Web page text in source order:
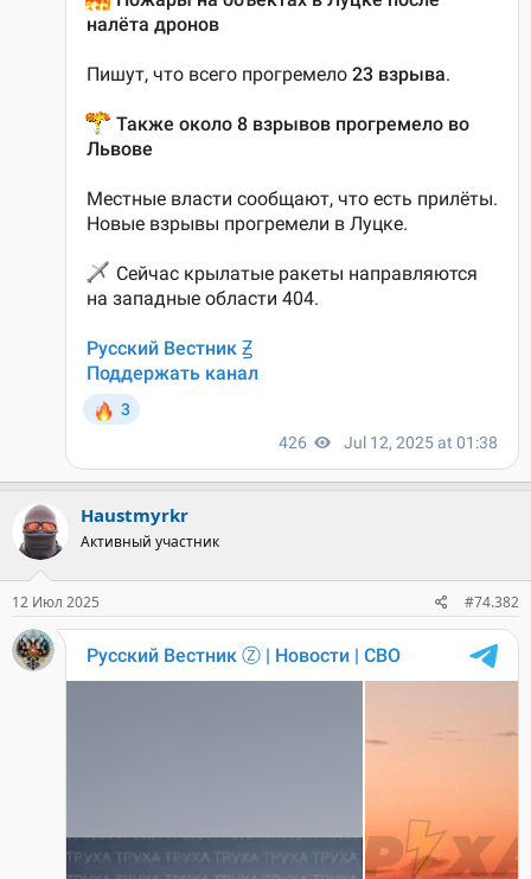
Haustmyrkr
Активный участник
12 Июл 2025 #74.382